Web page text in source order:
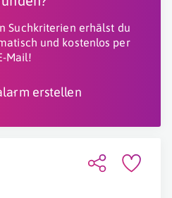
Suchkriterien erhälst du
und kostenlos per
Mail!
erstellen